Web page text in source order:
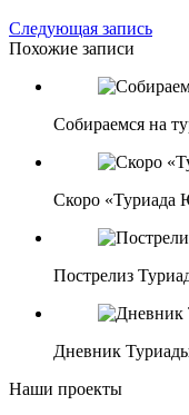
Следующая запись
Похожие записи
Собираемся на
Скоро «Туриада
Пострелиз
Дневник
Наши проекты